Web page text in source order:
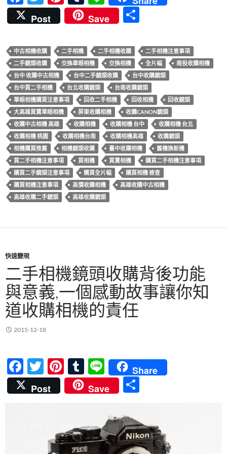
ac
e
b
o
o
k
w
itt
er
nt
er
es
t
u
m
bl
r
n
e
Post
Save
中古相機收購 二手相機 二手相機收購
二手相機注意事項
二手鏡頭收購
交換單眼相機 交換相機 全片幅
南投收購相機
台中 收購中古相機
台中二手鏡頭收購
台中收購鏡頭
台中買二手相機
台北收購鏡頭
台南收購鏡頭
單眼相機購買注意事項
回收二手相機 回收相機
回收鏡頭
大高雄買賣單眼相機
屏東收購相機
收購CANON鏡頭
收購中古相機 高雄
收購相機 收購相機 台中
收購相機 台北
收購相機 桃園
收購相機台南 收購相機高雄
收購鏡頭
相機購買推薦
相機鏡頭收購 臺中收購相機
舊機換新機
買二手相機注意事項
買相機 買賣相機
購買二手相機注意事項
購買二手鏡頭注意事項
購買全片幅
購買相機 檢查
購買相機注意事項
高價收購相機
高雄收購中古相機
高雄收購二手鏡頭
高雄收購鏡頭
快速變現
二手相機鏡頭收購背後功能
與意義,一個感動故事讓你知
道收購相機的責任
2015-12-18
F
ac
e
T
w
itt
Pi
nt
er
t
T
u
m
r
Li
n
e
Share
Post
Save